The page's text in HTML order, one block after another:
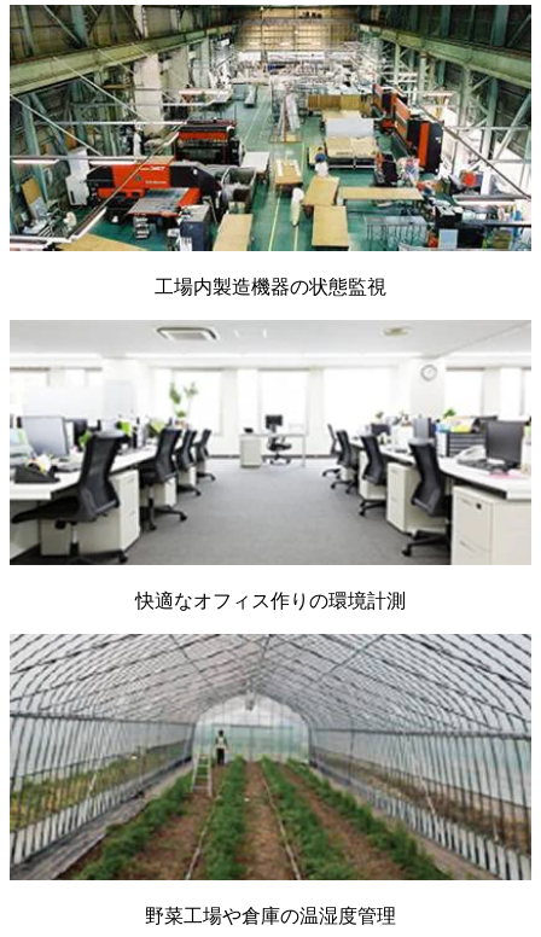
工場内製造機器の状態監視
快適なオフィス作りの環境計測
野菜工場や倉庫の温湿度管理